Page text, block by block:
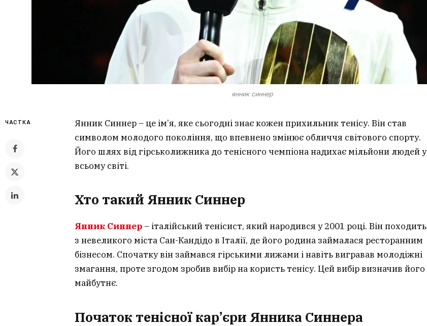
янник синнер
ЧАСТКА
Янник Синнер – це ім’я, яке сьогодні знає кожен прихильник тенісу. Він став
символом молодого покоління, що впевнено змінює обличчя світового спорту.
Його шлях від гірськолижника до тенісного чемпіона надихає мільйони людей у
всьому світі.
Хто такий Янник Синнер
Янник Синнер– італійський тенісист, який народився у 2001 році. Він походить
з невеликого міста Сан-Кандідо в Італії, де його родина займалася ресторанним
бізнесом. Спочатку він займався гірськими лижами і навіть вигравав молодіжні
змагання, проте згодом зробив вибір на користь тенісу. Цей вибір визначив його
майбутнє.
Початок тенісної кар’єри Янника Синнера